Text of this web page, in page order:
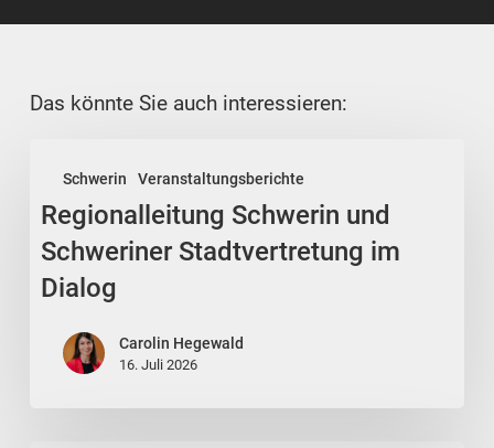
Das könnte Sie auch interessieren:
Schwerin Veranstaltungsberichte
Schwerin
und
Schweriner
Stadtvertretung
Dialog
Regionalleitung Schwerin und
Schweriner Stadtvertretung im
Dialog
Carolin Hegewald
16. Juli 2026